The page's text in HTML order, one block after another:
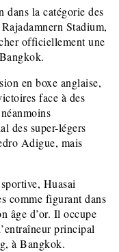
dans la catégorie des
Stadium,
officiellement une
en boxe anglaise,
face à des
des super-légers
Adigue, mais
Huasai
comme figurant dans
âge d’or. Il occupe
principal
à Bangkok.